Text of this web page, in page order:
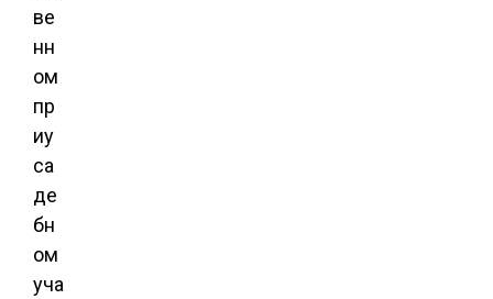
ве
нн
ом
пр
иу
са
де
бн
ом
уча